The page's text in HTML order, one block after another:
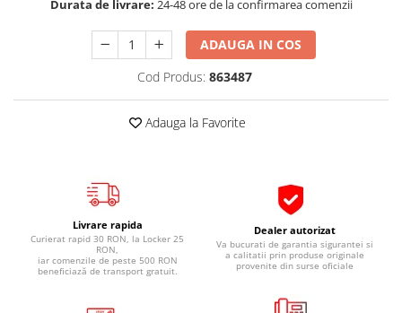
Pipe si fise bujii
Incarcatoar acumulator baterie
Incarcatoare acumulator baterie
BMW Motorrad
Consumabile BMW Motorrad
Uleiuri si lichide moto
Ulei moto
Durata de livrare: 24-48 ore de la confirmarea comenzii
ADAUGA IN COS
Cod Produs: 863487
Adauga la Favorite
Livrare rapida
Curierat rapid 30 RON, la Locker 25
RON,
iar comenzile de peste 500 RON
beneficiază de transport gratuit.
Dealer autorizat
Va bucurati de garantia sigurantei si
a calitatii prin produse originale
provenite din surse oficiale